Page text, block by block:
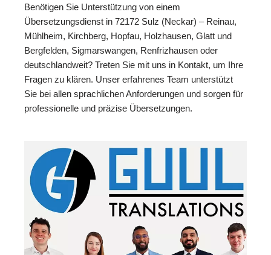
Benötigen Sie Unterstützung von einem
Übersetzungsdienst in 72172 Sulz (Neckar) – Reinau,
Mühlheim, Kirchberg, Hopfau, Holzhausen, Glatt und
Bergfelden, Sigmarswangen, Renfrizhausen oder
deutschlandweit? Treten Sie mit uns in Kontakt, um Ihre
Fragen zu klären. Unser erfahrenes Team unterstützt
Sie bei allen sprachlichen Anforderungen und sorgen für
professionelle und präzise Übersetzungen.